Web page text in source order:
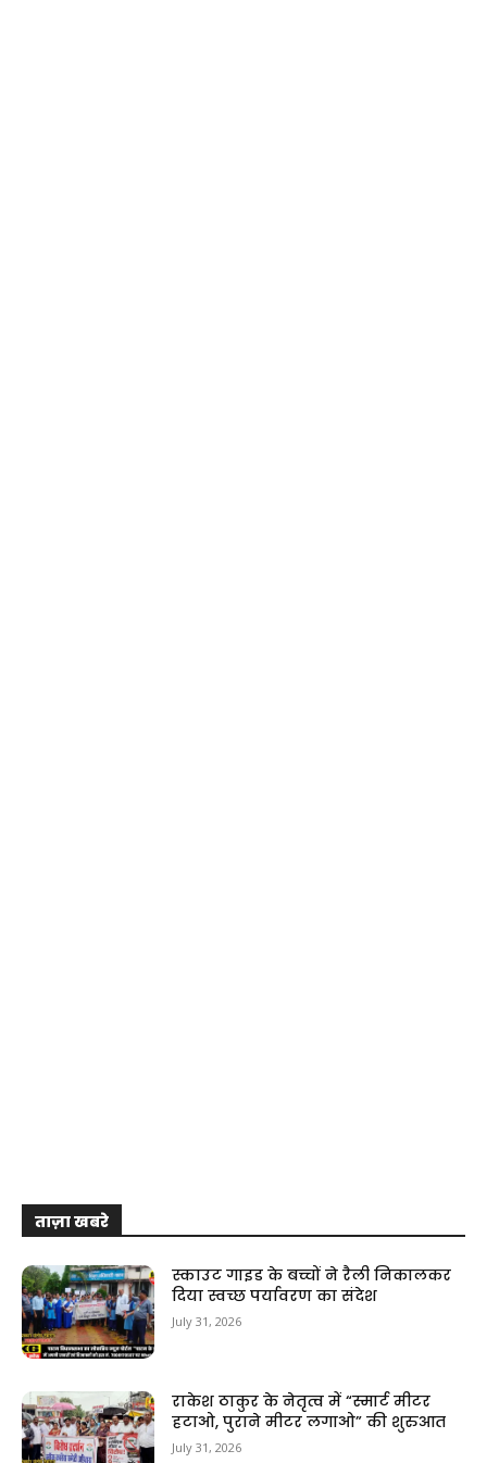
ताज़ा खबरे
स्काउट गाइड के बच्चों ने रैली निकालकर
दिया स्वच्छ पर्यावरण का संदेश
July 31, 2026
राकेश ठाकुर के नेतृत्व में “स्मार्ट मीटर
हटाओ, पुराने मीटर लगाओ” की शुरुआत
July 31, 2026